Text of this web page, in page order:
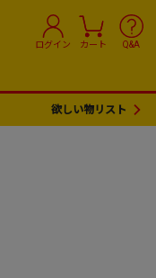
ログイン カート Q&A
欲しい物リスト